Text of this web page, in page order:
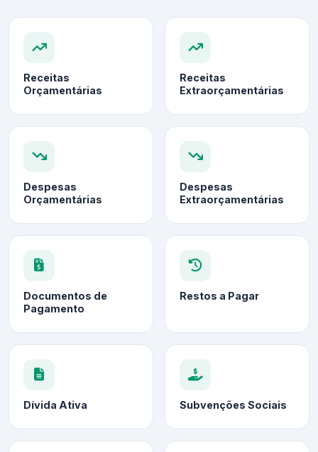
Receitas
Orçamentárias
Receitas
Extraorçamentárias
Despesas
Orçamentárias
Despesas
Extraorçamentárias
Documentos de
Pagamento
Restos a Pagar
Dívida Ativa Subvenções Sociais